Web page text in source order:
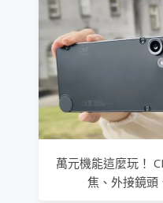
萬元機能這麼玩！
焦、外接鏡頭